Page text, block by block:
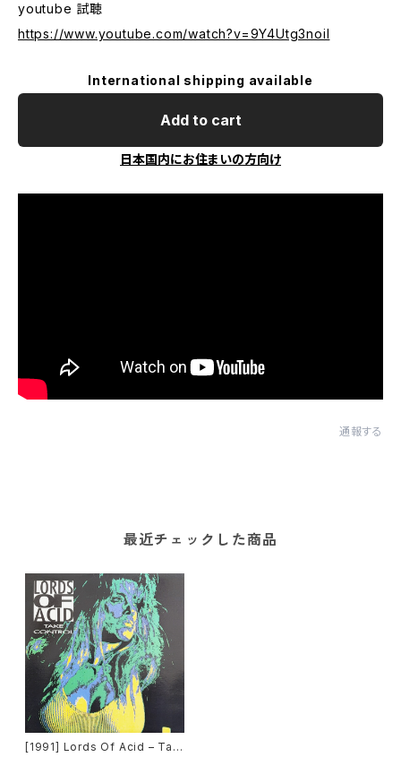
youtube 試聴
https://www.youtube.com/watch?v=9Y4Utg3noiI
International shipping available
Add to cart
日本国内にお住まいの方向け
通報する
最近チェックした商品
[1991] Lords Of Acid – Tak